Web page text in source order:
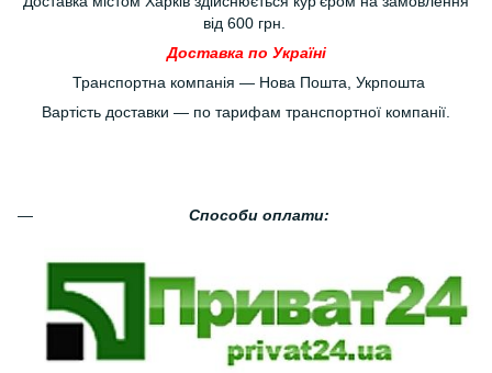
від 600 грн.
Доставка по Україні
Транспортна компанія — Нова Пошта, Укрпошта
Вартість доставки — по тарифам транспортної компанії.
Способи оплати: